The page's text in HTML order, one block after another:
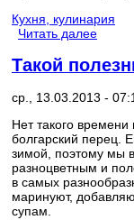
Кухня, кулинария
Читать далее
Такой
ср., 13.03.2013 -
Нет такого времени
болгарский перец.
зимой, поэтому мы
разноцветным и
в самых
маринуют,
супам.